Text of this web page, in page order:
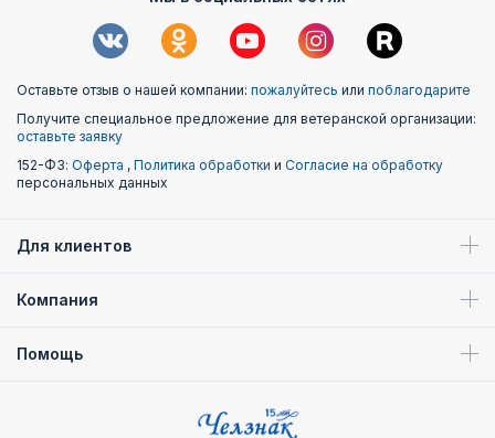
Оставьте отзыв о нашей компании: пожалуйтесь или поблагодарите
Получите специальное предложение для ветеранской организации:
оставьте заявку
152-ФЗ: Оферта , Политика обработки и Согласие на обработку
персональных данных
Для клиентов
Компания
Помощь